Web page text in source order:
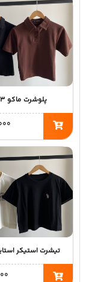
پلوشرت ماکو ۲۲۱۳۶۳
تیشرت استیکر استایل